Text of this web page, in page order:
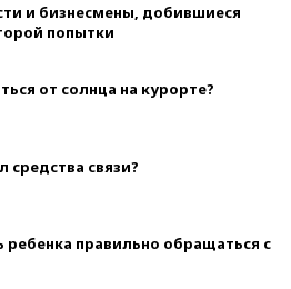
и бизнесмены, добившиеся
попытки
от солнца на курорте?
средства связи?
ребенка правильно обращаться с